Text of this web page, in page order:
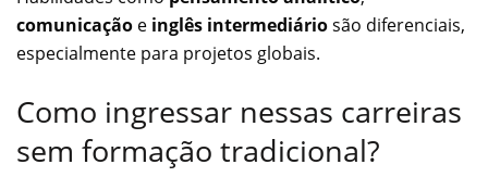
comunicação e inglês intermediáriosão diferenciais,
especialmente para projetos globais.
Como ingressar nessas carreiras
sem formação tradicional?